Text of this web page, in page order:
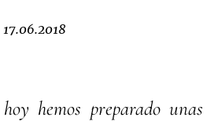
17.06.2018
hemos preparado unas